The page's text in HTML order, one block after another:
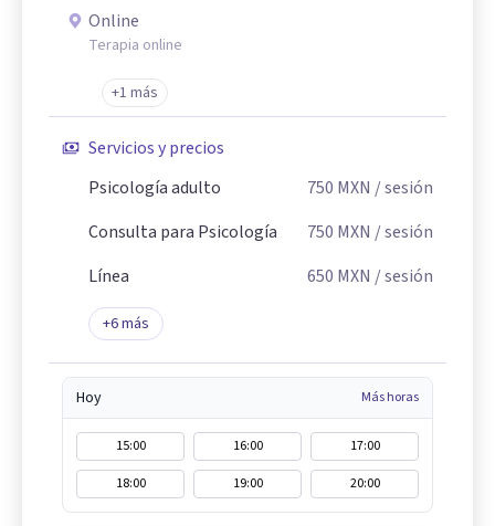
Online
Terapia online
+1 más
Servicios y precios
Psicología adulto
750 MXN / sesión
Consulta para Psicología
750 MXN / sesión
Línea
650 MXN / sesión
+6más
Hoy Más horas
15:00 16:00
17:00
18:00
19:00 20:00